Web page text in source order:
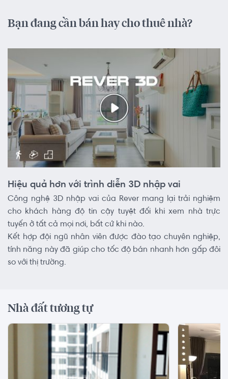
Bạn đang cần bán hay cho thuê nhà?
Hiệu quả hơn với trình diễn 3D nhập vai
Công nghệ 3D nhập vai của Rever mang lại trải nghiệm
cho khách hàng độ tin cậy tuyệt đối khi xem nhà trực
tuyến ở tất cả mọi nơi, bất cứ khi nào.
Kết hợp đội ngũ nhân viên được đào tạo chuyên nghiệp,
tính năng này đã giúp cho tốc độ bán nhanh hơn gấp đôi
so với thị trường.
Nhà đất tương tự